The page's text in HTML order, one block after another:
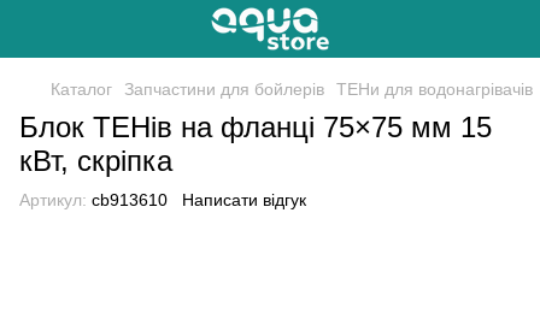
Каталог Запчастини для бойлерів ТЕНи для водонагрівачів
Блок ТЕНів на фланці 75×75 мм 15
кВт, скріпка
Артикул: cb913610 Написати відгук